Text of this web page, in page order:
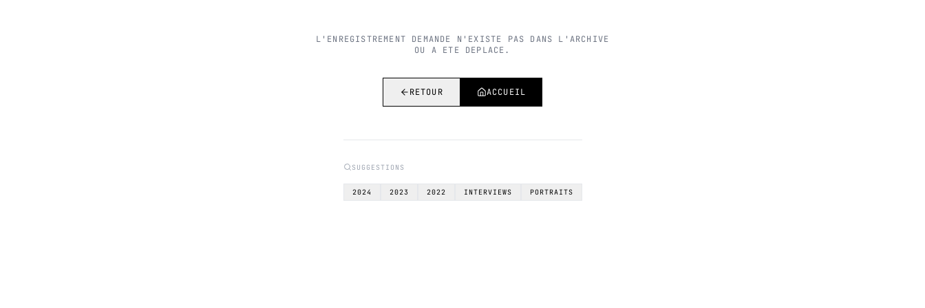
L'ENREGISTREMENT DEMANDE N'EXISTE PAS DANS L'ARCHIVE
OU A ETE DEPLACE.
RETOUR ACCUEIL
SUGGESTIONS
2024 2023 2022 INTERVIEWS PORTRAITS